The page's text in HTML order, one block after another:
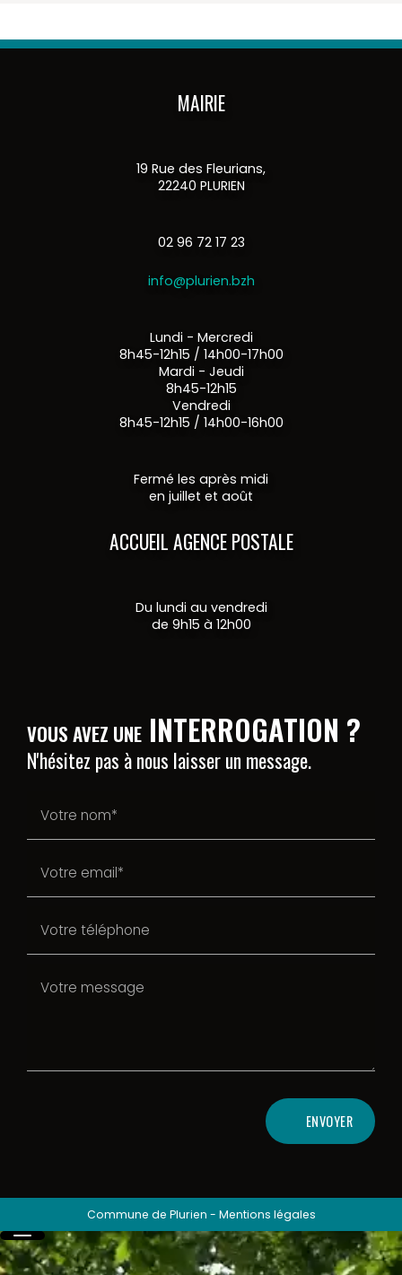
MAIRIE
19 Rue des Fleurians,
22240 PLURIEN
02 96 72 17 23
info@plurien.bzh
Lundi - Mercredi
8h45-12h15 / 14h00-17h00
Mardi - Jeudi
8h45-12h15
Vendredi
8h45-12h15 / 14h00-16h00
Fermé les après midi
en juillet et août
ACCUEIL AGENCE POSTALE
Du lundi au vendredi
de 9h15 à 12h00
VOUS AVEZ UNE INTERROGATION ?
N'hésitez pas à nous laisser un message.
ENVOYER
Commune de Plurien - Mentions légales